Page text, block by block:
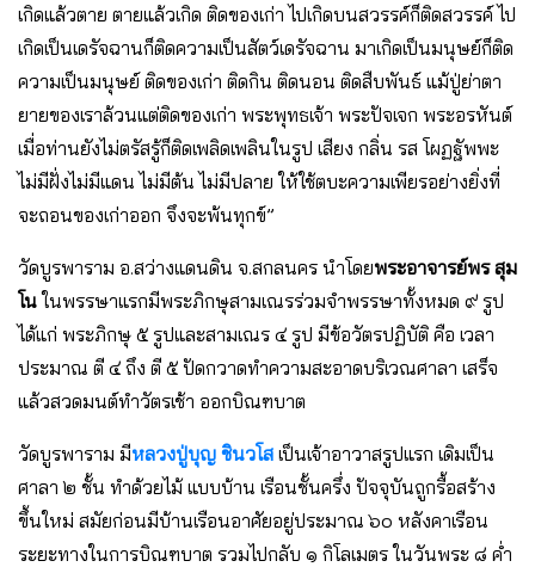
เกิดแล้วตาย ตายแล้วเกิด ติดของเก่า ไปเกิดบนสวรรค์ก็ติดสวรรค์ ไป
เกิดเป็นเดรัจฉานก็ติดความเป็นสัตว์เดรัจฉาน มาเกิดเป็นมนุษย์ก็ติด
ความเป็นมนุษย์ ติดของเก่า ติดกิน ติดนอน ติดสืบพันธ์ แม้ปู่ย่าตา
ยายของเราล้วนแต่ติดของเก่า พระพุทธเจ้า พระปัจเจก พระอรหันต์
เมื่อท่านยังไม่ตรัสรู้ก็ติดเพลิดเพลินในรูป เสียง กลิ่น รส โผฏฐัพพะ
ไม่มีฝั่งไม่มีแดน ไม่มีต้น ไม่มีปลาย ให้ใช้ตบะความเพียรอย่างยิ่งที่
จะถอนของเก่าออก จึงจะพ้นทุกข์”
วัดบูรพาราม อ.สว่างแดนดิน จ.สกลนคร นําโดยพระอาจารย์พร สุม
โนในพรรษาแรกมีพระภิกษุสามเณรร่วมจําพรรษาทั้งหมด ๙ รูป
ได้แก่ พระภิกษุ ๕ รูปและสามเณร ๔ รูป มีข้อวัตรปฏิบัติ คือ เวลา
ประมาณ ตี ๔ ถึง ตี ๕ ปัดกวาดทำความสะอาดบริเวณศาลา เสร็จ
แล้วสวดมนต์ทําวัตรเช้า ออกบิณฑบาต
วัดบูรพาราม มีหลวงปู่บุญ ชินวโส เป็นเจ้าอาวาสรูปแรก เดิมเป็น
ศาลา ๒ ชั้น ทําด้วยไม้ แบบบ้าน เรือนชั้นครึ่ง ปัจจุบันถูกรื้อสร้าง
ขึ้นใหม่ สมัยก่อนมีบ้านเรือนอาศัยอยู่ประมาณ ๖๐ หลังคาเรือน
ระยะทางในการบิณฑบาต รวมไปกลับ ๑ กิโลเมตร ในวันพระ ๘ ค่ำ